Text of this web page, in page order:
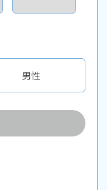
男性